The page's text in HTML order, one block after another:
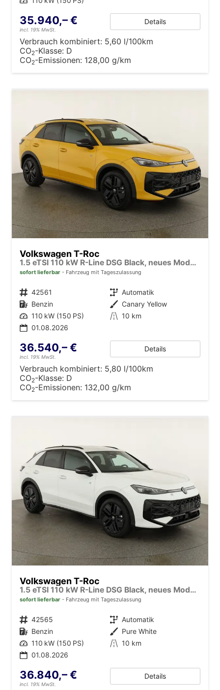
35.940,– €
incl. 19% MwSt.
Details
Verbrauch kombiniert: 5,60 l/100km
CO2-Klasse: D
CO2-Emissionen: 128,00 g/km
Volkswagen T-Roc
1.5 eTSI 110 kW R-Line DSG Black, neues Modell, 19-Zoll, Winter, sofort
sofort lieferbar Fahrzeug mit Tageszulassung
Fahrzeugnr. 42561 Getriebe Automatik
Kraftstoff Benzin Außenfarbe Canary Yellow
Leistung 110 kW (150 PS) Kilometerstand 10 km
01.08.2026
36.540,– €
incl. 19% MwSt.
Details
Verbrauch kombiniert: 5,80 l/100km
CO2-Klasse: D
CO2-Emissionen: 132,00 g/km
Volkswagen T-Roc
1.5 eTSI 110 kW R-Line DSG Black, neues Modell, 19-Zoll, Winter, sofort
sofort lieferbar Fahrzeug mit Tageszulassung
Fahrzeugnr. 42565 Getriebe Automatik
Kraftstoff Benzin Außenfarbe Pure White
Leistung 110 kW (150 PS) Kilometerstand 10 km
01.08.2026
36.840,– €
incl. 19% MwSt.
Details